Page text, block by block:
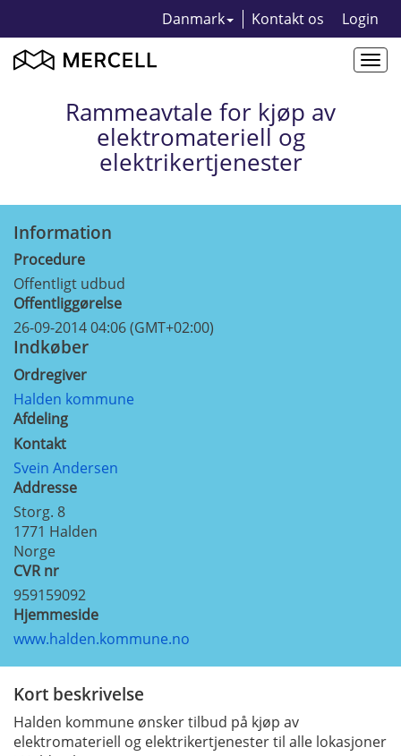
Danmark Kontakt os Login
Rammeavtale for kjøp av
elektromateriell og
elektrikertjenester
Information
Procedure
Offentligt udbud
Offentliggørelse
26-09-2014 04:06 (GMT+02:00)
Indkøber
Ordregiver
Halden kommune
Afdeling
Kontakt
Svein Andersen
Addresse
Storg. 8
1771 Halden
Norge
CVR nr
959159092
Hjemmeside
www.halden.kommune.no
Kort beskrivelse
Halden kommune ønsker tilbud på kjøp av
elektromateriell og elektrikertjenester til alle lokasjoner